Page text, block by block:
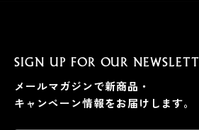
SIGN UP FOR OUR
メールマガジンで新商品・
キャンペーン情報をお届けします。